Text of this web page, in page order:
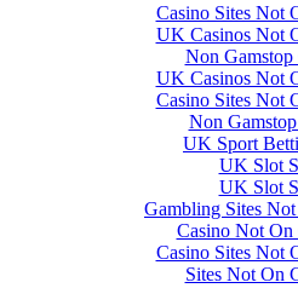
Casino Sites Not
UK Casinos Not
Non Gamstop
UK Casinos Not
Casino Sites Not
Non
UK Sport
UK Slot
UK Slot
Gambling Sites
Casino Not On
Casino Sites Not
Sites Not On